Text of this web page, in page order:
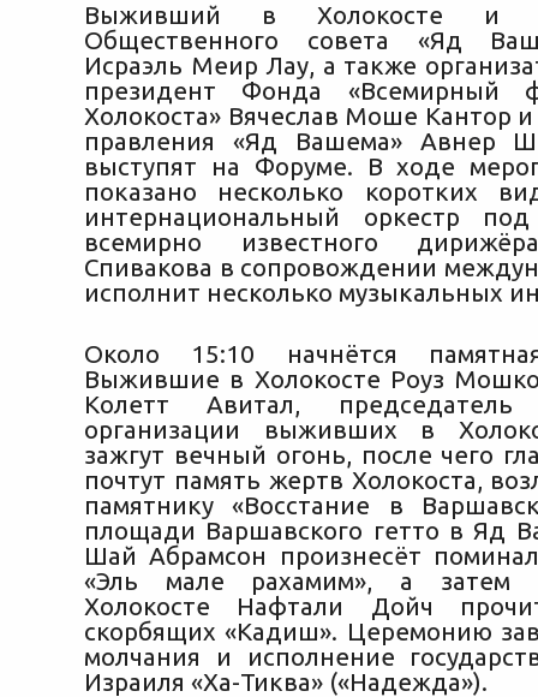
Выживший в Холокосте и
Общественного совета «Яд
Исраэль Меир Лау, а также
президент Фонда «Всемирный
Холокоста» Вячеслав Моше Кантор
правления «Яд Вашема» Авнер
выступят на Форуме. В ходе
показано несколько коротких
интернациональный оркестр
всемирно известного
Спивакова в сопровождении
исполнит несколько музыкальных
Около 15:10 начнётся
Выжившие в Холокосте Роуз
Колетт Авитал, председатель
организации выживших в
зажгут вечный огонь, после чего
почтут память жертв Холокоста,
памятнику «Восстание в
площади Варшавского гетто в Яд
Шай Абрамсон произнесёт
«Эль мале рахамим», а
Холокосте Нафтали Дойч
скорбящих «Кадиш». Церемонию
молчания и исполнение
Израиля «Ха-Тиква» («Надежда»).